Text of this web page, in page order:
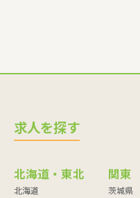
求人を探す
北海道・東北
北海道
関東
茨城県